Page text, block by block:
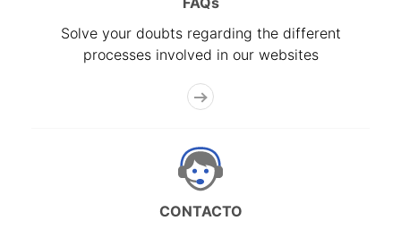
Solve your doubts regarding the different
processes involved in our websites
CONTACTO